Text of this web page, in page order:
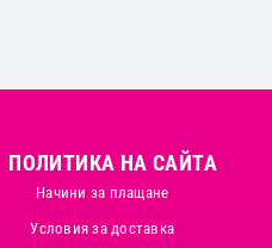
ПОЛИТИКА НА САЙТА
Начини за плащане
Условия за доставка